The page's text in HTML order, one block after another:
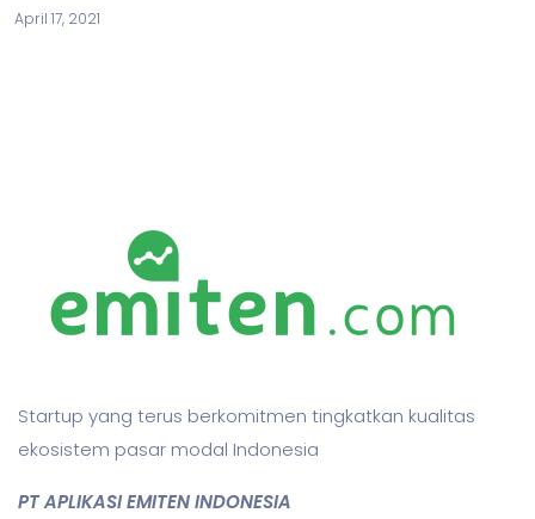
April 17, 2021
Startup yang terus berkomitmen tingkatkan kualitas
ekosistem pasar modal Indonesia
PT APLIKASI EMITEN INDONESIA